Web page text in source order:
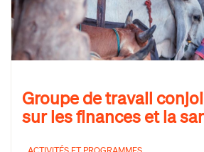
Groupe de travail
sur les finances et la